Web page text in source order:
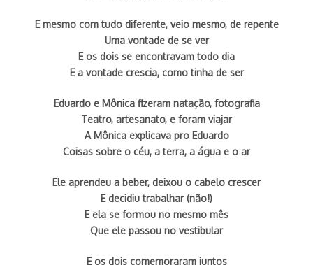
E mesmo com tudo diferente, veio mesmo, de repente
Uma vontade de se ver
E os dois se encontravam todo dia
E a vontade crescia, como tinha de ser
Eduardo e Mônica fizeram natação, fotografia
Teatro, artesanato, e foram viajar
A Mônica explicava pro Eduardo
Coisas sobre o céu, a terra, a água e o ar
Ele aprendeu a beber, deixou o cabelo crescer
E decidiu trabalhar (não!)
E ela se formou no mesmo mês
Que ele passou no vestibular
E os dois comemoraram juntos